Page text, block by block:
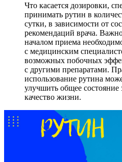
Что касается дозировки,
принимать рутин в
сутки, в зависимости от
рекомендаций врача.
началом приема
с медицинским
возможных побочных
с другими препаратами.
использование рутина
улучшить общее состояние
качество жизни.